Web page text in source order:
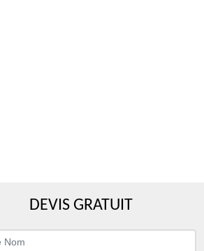
DEVIS GRATUIT